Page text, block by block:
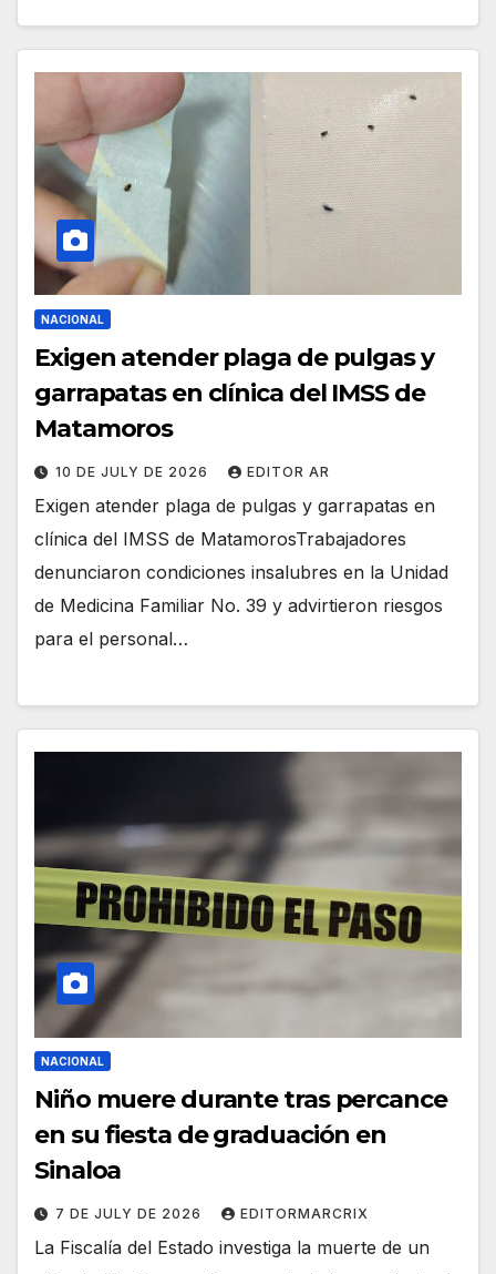
NACIONAL
Exigen atender plaga de pulgas y
garrapatas en clínica del IMSS de
Matamoros
10 DE JULY DE 2026 EDITOR AR
Exigen atender plaga de pulgas y garrapatas en
clínica del IMSS de MatamorosTrabajadores
denunciaron condiciones insalubres en la Unidad
de Medicina Familiar No. 39 y advirtieron riesgos
para el personal…
NACIONAL
Niño muere durante tras percance
en su fiesta de graduación en
Sinaloa
7 DE JULY DE 2026 EDITORMARCRIX
La Fiscalía del Estado investiga la muerte de un